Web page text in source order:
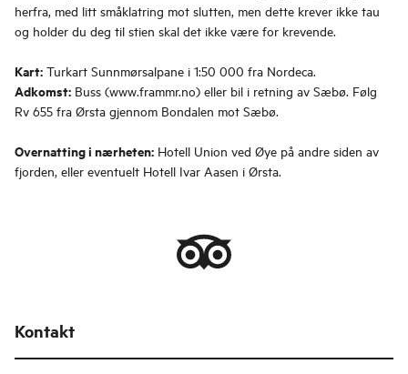
herfra, med litt småklatring mot slutten, men dette krever ikke tau
og holder du deg til stien skal det ikke være for krevende.
Kart: Turkart Sunnmørsalpane i 1:50 000 fra Nordeca.
Adkomst: Buss (www.frammr.no) eller bil i retning av Sæbø. Følg
Rv 655 fra Ørsta gjennom Bondalen mot Sæbø.
Overnatting i nærheten: Hotell Union ved Øye på andre siden av
fjorden, eller eventuelt Hotell Ivar Aasen i Ørsta.
Kontakt